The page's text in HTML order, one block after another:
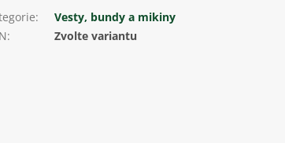
:
Vesty, bundy a mikiny
: Zvolte variantu